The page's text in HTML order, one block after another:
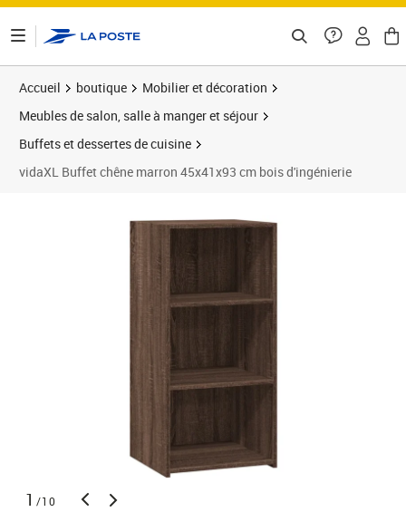
Accueil boutique
Mobilier et décoration
Meubles de salon, salle à manger et séjour
Buffets et dessertes de cuisine
vidaXL Buffet chêne marron 45x41x93 cm bois d'ingénierie
1 /10